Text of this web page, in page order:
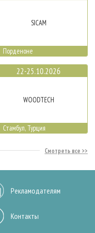
SICAM
Порденоне
22-25.10.2026
WOODTECH
Стамбул, Турция
Смотреть все
Рекламодателям
Контакты